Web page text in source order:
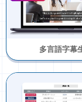
多言語字幕